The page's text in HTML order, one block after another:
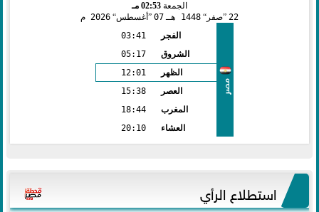
الجمعة 02:53 مـ
22 صفر 1448 هـ 07 أغسطس 2026 م
مصر
الفجر
03:41
الشروق
05:17
الظهر
12:01
العصر
15:38
المغرب
18:44
العشاء
20:10
استطلاع الرأي